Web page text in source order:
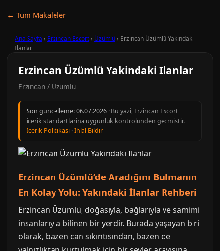
← Tum Makaleler
Ana Sayfa › Erzincan Escort› Üzümlü› Erzincan Üzümlü Yakindaki
Ilanlar
Erzincan Üzümlü Yakindaki Ilanlar
Erzincan / Üzümlü
Son guncelleme:06.07.2026 · Bu yazi, Erzincan Escort
icerik standartlarina uygunluk kontrolunden gecmistir.
Icerik Politikasi ·Ihlal Bildir
Erzincan Üzümlü’de Aradığını Bulmanın
En Kolay Yolu: Yakındaki İlanlar Rehberi
Erzincan Üzümlü, doğasıyla, bağlarıyla ve samimi
insanlarıyla bilinen bir yerdir. Burada yaşayan biri
olarak, bazen can sıkıntısından, bazen de